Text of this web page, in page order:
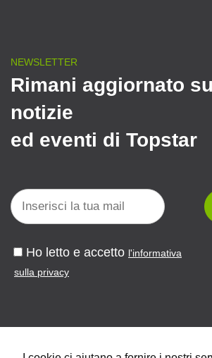
NEWSLETTER
Rimani aggiornato
notizie
ed eventi di Topstar
Ho letto e accetto l'informativa
sulla privacy